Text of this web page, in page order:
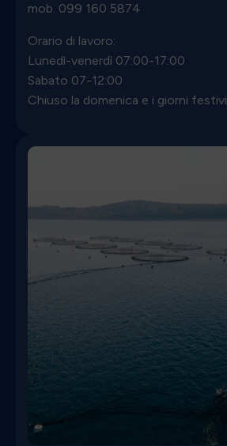
mob. 099 160 5874
Orario di lavoro:
Lunedì-venerdì 07:00-17:00
Sabato 07-12:00
Chiuso la domenica e i giorni festivi